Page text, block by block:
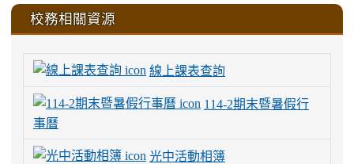
校務相關資源
線上課表查詢
114-2期末暨暑假行
事曆
光中活動相簿